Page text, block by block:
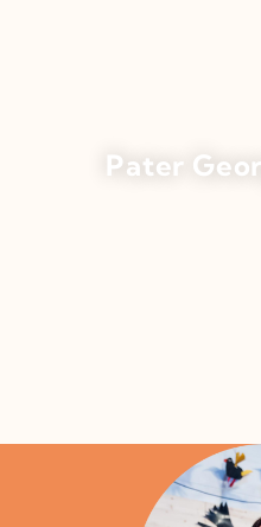
Pater